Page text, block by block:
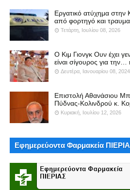
Εργατικό ατύχημα στην
από φορτηγό και
Τετάρτη, Ιουλίου 08, 2026
Ο Κιμ Γιονγκ Ουν έχει
είναι σίγουρος για την…
Δευτέρα, Ιανουαρίου 08, 2024
Επιστολή Αθανάσιου
Πύδνας-Κολινδρού κ.
Κυριακή, Ιουλίου 12, 2026
Εφημερεύοντα Φαρμακεία